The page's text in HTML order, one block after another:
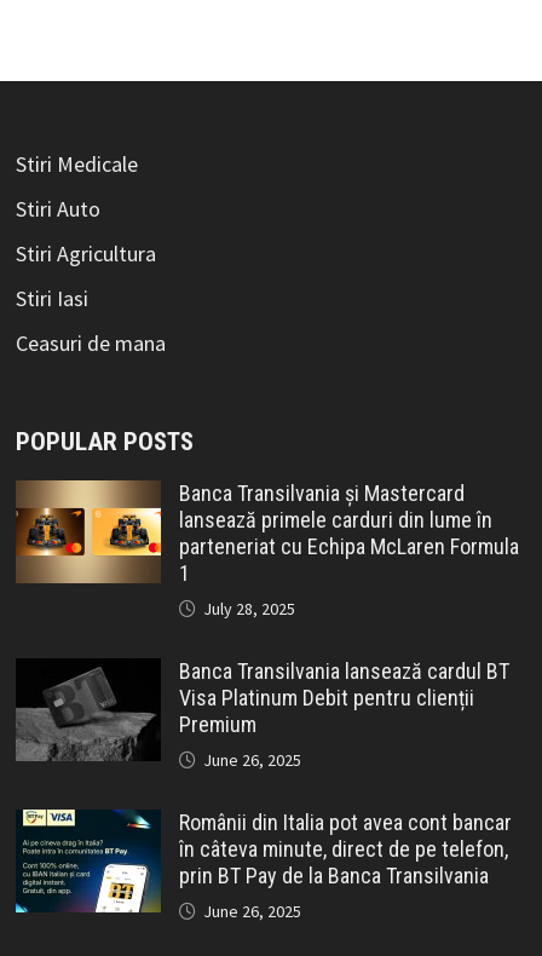
Stiri Medicale
Stiri Auto
Stiri Agricultura
Stiri Iasi
Ceasuri de mana
POPULAR POSTS
Banca Transilvania și Mastercard
lansează primele carduri din lume în
parteneriat cu Echipa McLaren Formula
1
July 28, 2025
Banca Transilvania lansează cardul BT
Visa Platinum Debit pentru clienții
Premium
June 26, 2025
Românii din Italia pot avea cont bancar
în câteva minute, direct de pe telefon,
prin BT Pay de la Banca Transilvania
June 26, 2025